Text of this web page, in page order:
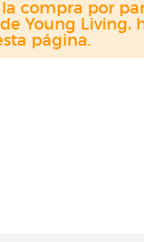
compra por
Young Living,
página.